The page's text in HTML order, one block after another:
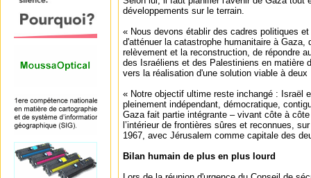
développements sur le terrain.
« Nous devons établir des cadres politiques
d'atténuer la catastrophe humanitaire à Gaza,
relèvement et la reconstruction, de répondre
des Israéliens et des Palestiniens en matière
vers la réalisation d'une solution viable à
« Notre objectif ultime reste inchangé : Israël
pleinement indépendant, démocratique,
Gaza fait partie intégrante – vivant côte à
l’intérieur de frontières sûres et reconnues,
1967, avec Jérusalem comme capitale des
Bilan humain de plus en plus lourd